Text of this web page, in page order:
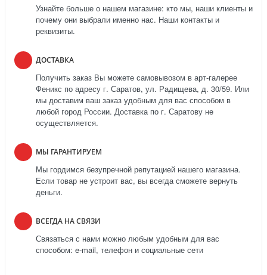
Узнайте больше о нашем магазине: кто мы, наши клиенты и
почему они выбрали именно нас. Наши контакты и
реквизиты.
ДОСТАВКА
Получить заказ Вы можете самовывозом в арт-галерее
Феникс по адресу г. Саратов, ул. Радищева, д. 30/59. Или
мы доставим ваш заказ удобным для вас способом в
любой город России. Доставка по г. Саратову не
осуществляется.
МЫ ГАРАНТИРУЕМ
Мы гордимся безупречной репутацией нашего магазина.
Если товар не устроит вас, вы всегда сможете вернуть
деньги.
ВСЕГДА НА СВЯЗИ
Связаться с нами можно любым удобным для вас
способом: e-mail, телефон и социальные сети